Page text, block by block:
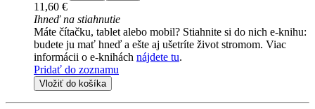
11,60 €
Ihneď na stiahnutie
Máte čítačku, tablet alebo mobil? Stiahnite si do nich e-knihu:
budete ju mať hneď a ešte aj ušetríte život stromom. Viac
informácii o e-knihách nájdete tu.
Pridať do zoznamu
Vložiť do košíka